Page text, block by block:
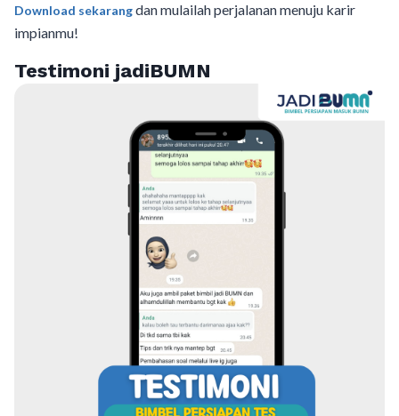
Download sekarangdan mulailah perjalanan menuju karir
impianmu!
Testimoni jadiBUMN